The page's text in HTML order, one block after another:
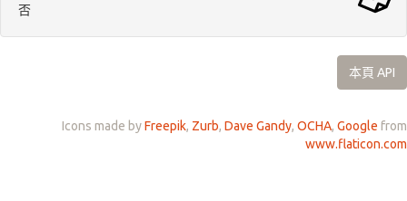
否
本頁 API
Icons made byFreepik, Zurb, Dave Gandy, OCHA, Google from
www.flaticon.com